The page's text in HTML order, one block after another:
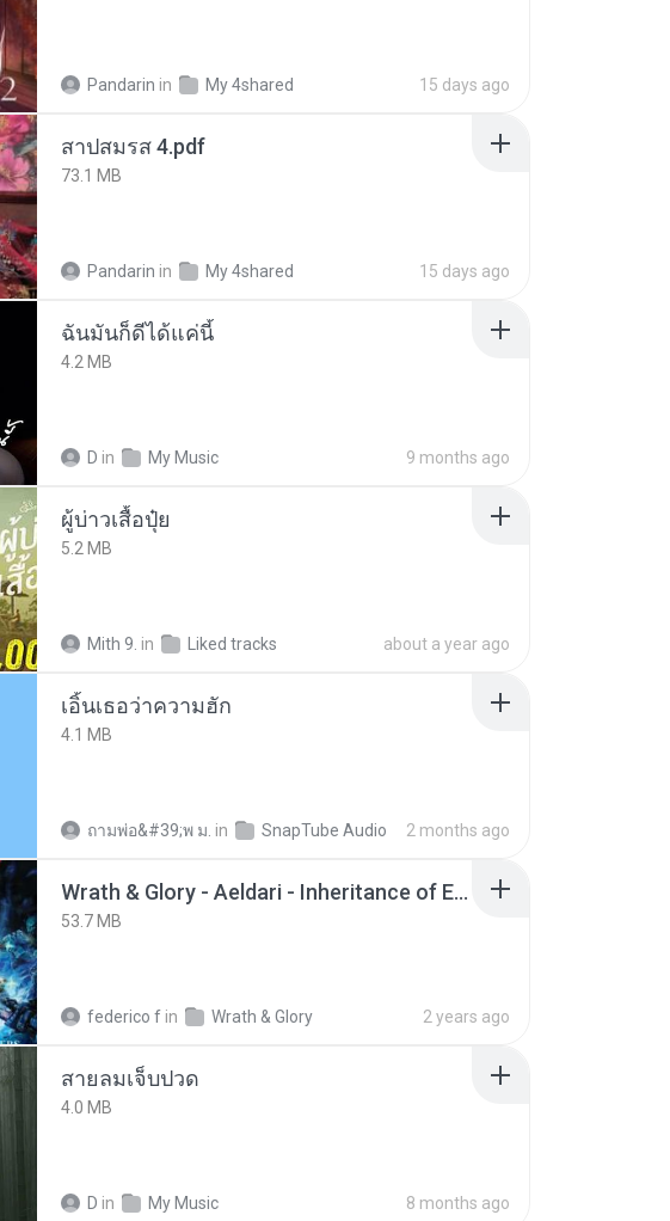
Pandarin in My 4shared 15 days ago
สาปสมรส 4.pdf
73.1 MB
Pandarin in My 4shared 15 days ago
ฉันมันก็ดีได้แค่นี้
4.2 MB
D in My Music 9 months ago
ผู้บ่าวเสื้อปุ๋ย
5.2 MB
Mith 9. in Liked tracks about a year ago
เอิ้นเธอว่าความฮัก
4.1 MB
ถามพ่อ&#39;พ ม. in SnapTube Audio 2 months ago
Wrath & Glory - Aeldari - Inheritance of Embers.pdf
53.7 MB
federico f in Wrath & Glory 2 years ago
สายลมเจ็บปวด
4.0 MB
D in My Music 8 months ago